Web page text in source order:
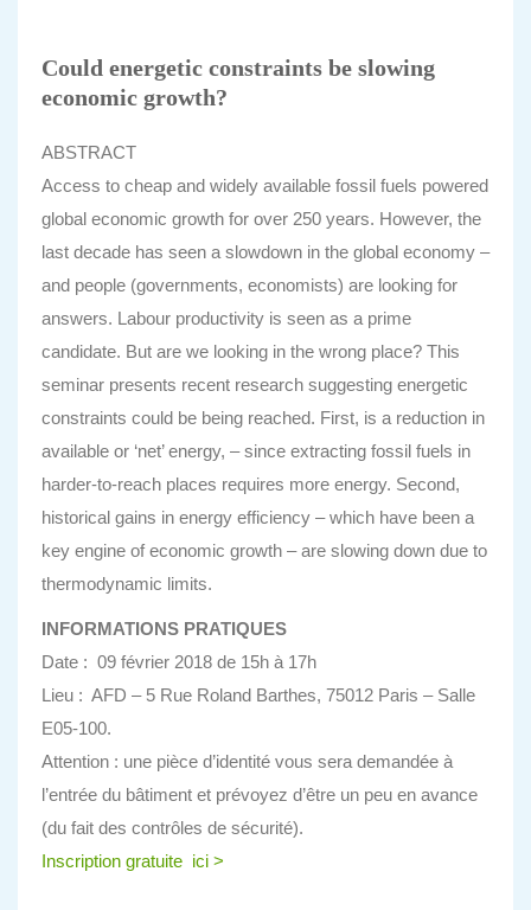
Could energetic constraints be slowing
economic growth?
ABSTRACT
Access to cheap and widely available fossil fuels powered
global economic growth for over 250 years. However, the
last decade has seen a slowdown in the global economy –
and people (governments, economists) are looking for
answers. Labour productivity is seen as a prime
candidate. But are we looking in the wrong place? This
seminar presents recent research suggesting energetic
constraints could be being reached. First, is a reduction in
available or ‘net’ energy, – since extracting fossil fuels in
harder-to-reach places requires more energy. Second,
historical gains in energy efficiency – which have been a
key engine of economic growth – are slowing down due to
thermodynamic limits.
INFORMATIONS PRATIQUES
Date : 09 février 2018 de 15h à 17h
Lieu : AFD – 5 Rue Roland Barthes, 75012 Paris – Salle
E05-100.
Attention : une pièce d’identité vous sera demandée à
l’entrée du bâtiment et prévoyez d’être un peu en avance
(du fait des contrôles de sécurité).
Inscription gratuite ici >